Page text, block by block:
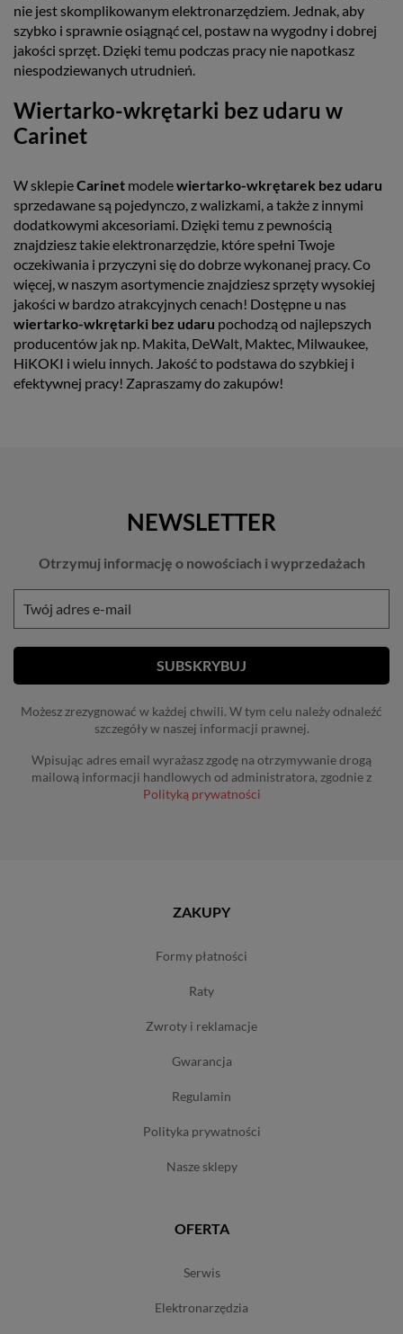
nie jest skomplikowanym elektronarzędziem. Jednak, aby
szybko i sprawnie osiągnąć cel, postaw na wygodny i dobrej
jakości sprzęt. Dzięki temu podczas pracy nie napotkasz
niespodziewanych utrudnień.
Wiertarko-wkrętarki bez udaru w
Carinet
W sklepieCarinet modelewiertarko-wkrętarek bez udaru
sprzedawane są pojedynczo, z walizkami, a także z innymi
dodatkowymi akcesoriami. Dzięki temu z pewnością
znajdziesz takie elektronarzędzie, które spełni Twoje
oczekiwania i przyczyni się do dobrze wykonanej pracy. Co
więcej, w naszym asortymencie znajdziesz sprzęty wysokiej
jakości w bardzo atrakcyjnych cenach! Dostępne u nas
wiertarko-wkrętarki bez udaru pochodzą od najlepszych
producentów jak np. Makita, DeWalt, Maktec, Milwaukee,
HiKOKI i wielu innych. Jakość to podstawa do szybkiej i
efektywnej pracy! Zapraszamy do zakupów!
NEWSLETTER
Otrzymuj informację o nowościach i wyprzedażach
Możesz zrezygnować w każdej chwili. W tym celu należy odnaleźć
szczegóły w naszej informacji prawnej.
Wpisując adres email wyrażasz zgodę na otrzymywanie drogą
mailową informacji handlowych od administratora, zgodnie z
Polityką prywatności
ZAKUPY
formy płatności
raty
zwroty i reklamacje
gwarancja
regulamin
polityka prywatności
nasze sklepy
OFERTA
serwis
elektronarzędzia